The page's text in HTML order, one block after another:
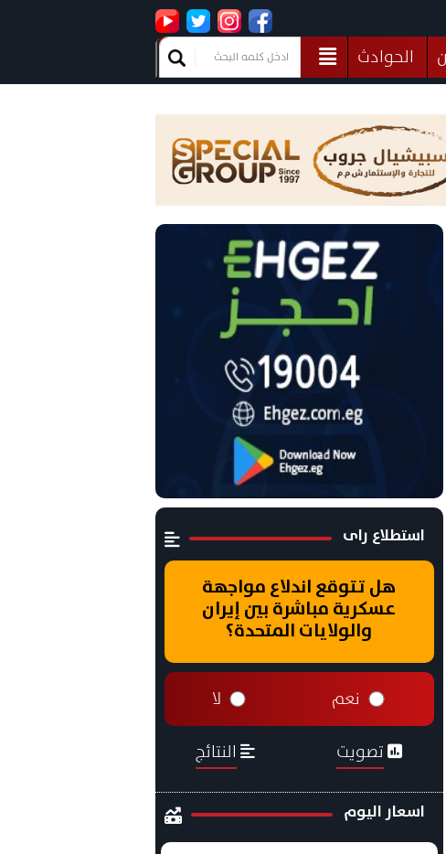
الحوادث
استطلاع راى
هل تتوقع اندلاع مواجهة
عسكرية مباشرة بين إيران
والولايات المتحدة؟
نعم لا
تصويت النتائج
اسعار اليوم